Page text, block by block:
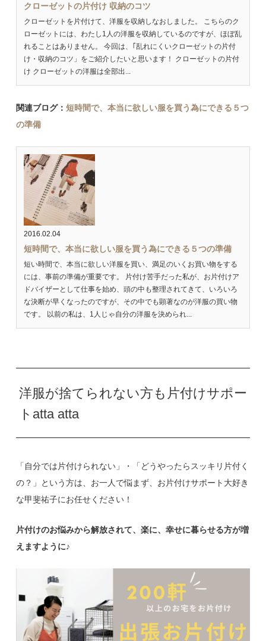
クローゼットの片付け 収納のコツ
クローゼットを片付けて、洋服を収納しなおしました。 こちらのク
ローゼットには、わたし1人の洋服を収納しているのですが、ほぼ乱
れることはありません。 今回は、｢乱れにくいクローゼットの片付
け・収納のコツ」をご紹介したいと思います！ クローゼットの片付
け クローゼットの洋服は全部出...
関連ブログ：短時間で、本当に欲しい服を買う為にできる５つ
の準備
2016.02.04
短時間で、本当に欲しい服を買う為にできる５つの準備
短い時間で、本当に欲しい洋服を買い、満足のいくお買い物をする
には、事前の準備が重要です。 片付け苦手だった私が、お片付けア
ドバイザーとして仕事を始め、頭の中も整理されてきて、いろいろ
な決断が早くなったのですが、その中でも顕著なのが洋服の買い物
です。 以前の私は、1人じゃ自分の洋服を決められ...
洋服が捨てられない方も片付けサポー
トatta atta
「自分では片付けられない」・「どうやったらスッキリ片付く
の？」という方は、お一人で悩まず、お片付けサポート大好き
な甲斐祐子にお任せください！
片付けのお悩みから解放されて、楽に、幸せに暮らせる方が増
えますように♪